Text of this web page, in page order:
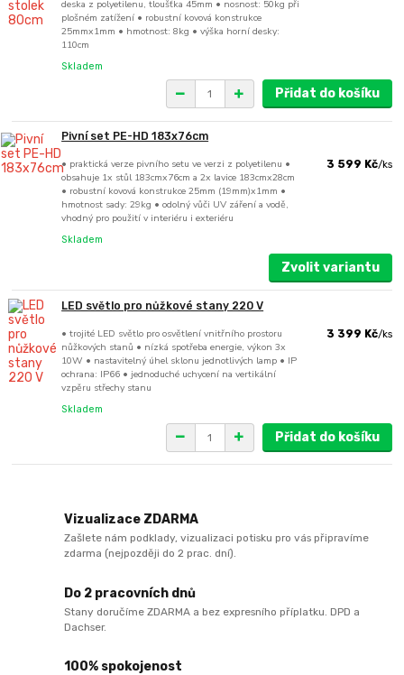
deska z polyetilenu, tloušťka 45mm • nosnost: 50kg při
plošném zatížení • robustní kovová konstrukce
25mmx1mm • hmotnost: 8kg • výška horní desky:
110cm
Skladem
Přidat do košíku
Pivní set PE-HD 183x76cm
• praktická verze pivního setu ve verzi z polyetilenu •
obsahuje 1x stůl 183cmx76cm a 2x lavice 183cmx28cm
• robustní kovová konstrukce 25mm (19mm)x1mm •
hmotnost sady: 29kg • odolný vůči UV záření a vodě,
vhodný pro použití v interiéru i exteriéru
3 599 Kč/ks
Skladem
Zvolit variantu
LED světlo pro nůžkové stany 220 V
• trojité LED světlo pro osvětlení vnitřního prostoru
nůžkových stanů • nízká spotřeba energie, výkon 3x
10W • nastavitelný úhel sklonu jednotlivých lamp • IP
ochrana: IP66 • jednoduché uchycení na vertikální
vzpěru střechy stanu
3 399 Kč/ks
Skladem
Přidat do košíku
Vizualizace ZDARMA
Zašlete nám podklady, vizualizaci potisku pro vás připravíme
zdarma (nejpozději do 2 prac. dní).
Do 2 pracovních dnů
Stany doručíme ZDARMA a bez expresního příplatku. DPD a
Dachser.
100% spokojenost